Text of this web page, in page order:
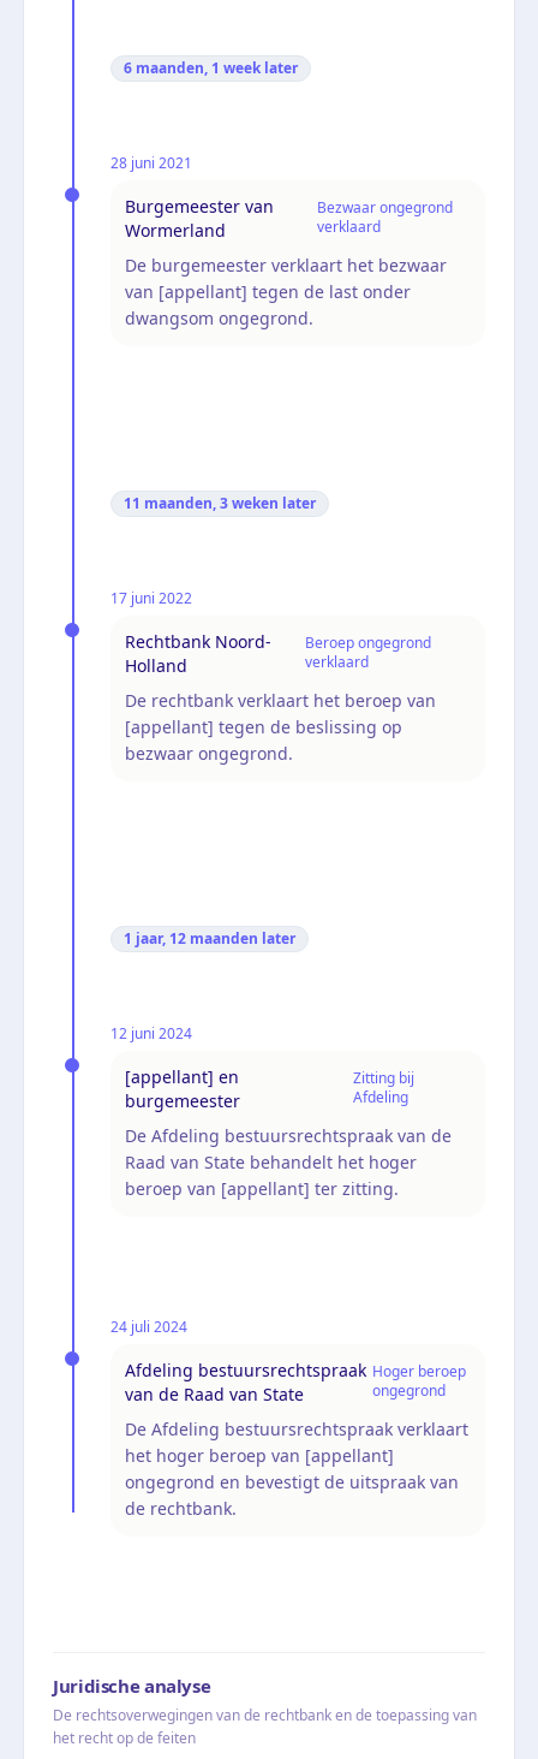
6 maanden, 1 week later
28 juni 2021
Burgemeester van
Wormerland
Bezwaar ongegrond
verklaard
De burgemeester verklaart het bezwaar
van [appellant] tegen de last onder
dwangsom ongegrond.
11 maanden, 3 weken later
17 juni 2022
Rechtbank Noord-
Holland
Beroep ongegrond
verklaard
De rechtbank verklaart het beroep van
[appellant] tegen de beslissing op
bezwaar ongegrond.
1 jaar, 12 maanden later
12 juni 2024
[appellant] en
burgemeester
Zitting bij
Afdeling
De Afdeling bestuursrechtspraak van de
Raad van State behandelt het hoger
beroep van [appellant] ter zitting.
24 juli 2024
Afdeling bestuursrechtspraak
van de Raad van State
Hoger beroep
ongegrond
De Afdeling bestuursrechtspraak verklaart
het hoger beroep van [appellant]
ongegrond en bevestigt de uitspraak van
de rechtbank.
Juridische analyse
De rechtsoverwegingen van de rechtbank en de toepassing van
het recht op de feiten